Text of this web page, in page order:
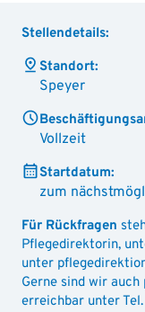
Stellendetails:
Standort:
Speyer
Vollzeit
Startdatum:
zum
Für Rückfragen
Pflegedirektorin,
unter
Gerne sind wir
erreichbar unter